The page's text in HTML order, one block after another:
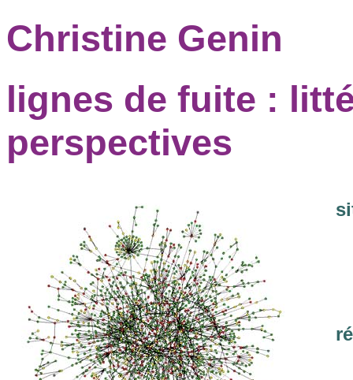
Christine Genin
lignes de fuite :
perspectives